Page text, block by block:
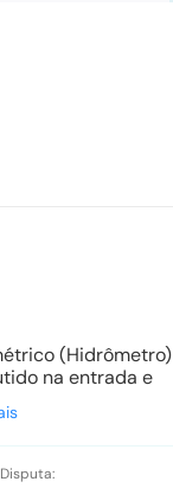
(Hidrômetro)
na entrada e
Disputa: